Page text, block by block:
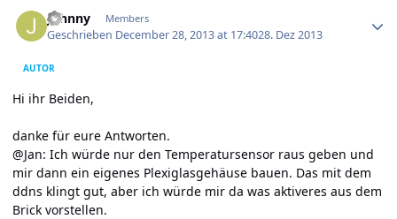
Johnny Members
Geschrieben December 28, 2013 at 17:4028. Dez 2013
AUTOR
Hi ihr Beiden,
danke für eure Antworten.
@Jan: Ich würde nur den Temperatursensor raus geben und
mir dann ein eigenes Plexiglasgehäuse bauen. Das mit dem
ddns klingt gut, aber ich würde mir da was aktiveres aus dem
Brick vorstellen.